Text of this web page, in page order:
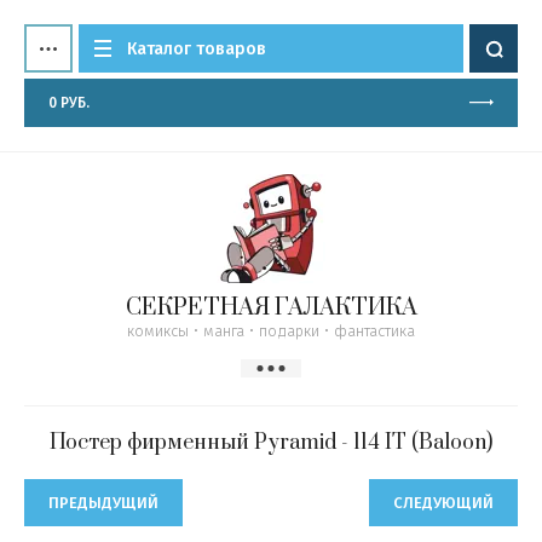
Каталог товаров
0 РУБ.
СЕКРЕТНАЯ ГАЛАКТИКА
комиксы • манга • подарки • фантастика
Постер фирменный Pyramid - 114 IT (Baloon)
ПРЕДЫДУЩИЙ СЛЕДУЮЩИЙ